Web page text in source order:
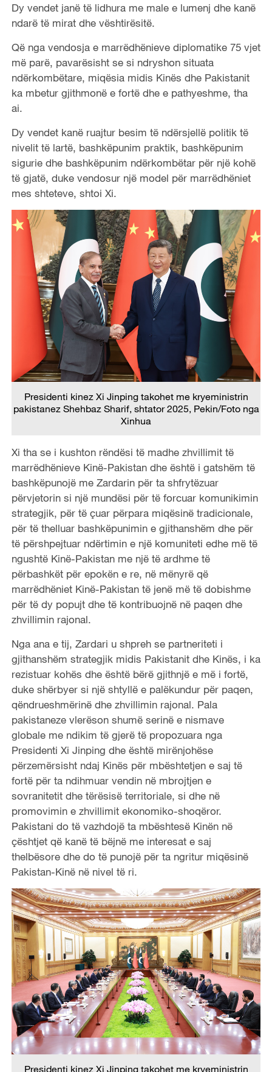
Dy vendet janë të lidhura me male e lumenj dhe kanë
ndarë të mirat dhe vështirësitë.
Që nga vendosja e marrëdhënieve diplomatike 75 vjet
më parë, pavarësisht se si ndryshon situata
ndërkombëtare, miqësia midis Kinës dhe Pakistanit
ka mbetur gjithmonë e fortë dhe e pathyeshme, tha
ai.
Dy vendet kanë ruajtur besim të ndërsjellë politik të
nivelit të lartë, bashkëpunim praktik, bashkëpunim
sigurie dhe bashkëpunim ndërkombëtar për një kohë
të gjatë, duke vendosur një model për marrëdhëniet
mes shteteve, shtoi Xi.
Presidenti kinez Xi Jinping takohet me kryeministrin
pakistanez Shehbaz Sharif, shtator 2025, Pekin/Foto nga
Xinhua
Xi tha se i kushton rëndësi të madhe zhvillimit të
marrëdhënieve Kinë-Pakistan dhe është i gatshëm të
bashkëpunojë me Zardarin për ta shfrytëzuar
përvjetorin si një mundësi për të forcuar komunikimin
strategjik, për të çuar përpara miqësinë tradicionale,
për të thelluar bashkëpunimin e gjithanshëm dhe për
të përshpejtuar ndërtimin e një komuniteti edhe më të
ngushtë Kinë-Pakistan me një të ardhme të
përbashkët për epokën e re, në mënyrë që
marrëdhëniet Kinë-Pakistan të jenë më të dobishme
për të dy popujt dhe të kontribuojnë në paqen dhe
zhvillimin rajonal.
Nga ana e tij, Zardari u shpreh se partneriteti i
gjithanshëm strategjik midis Pakistanit dhe Kinës, i ka
rezistuar kohës dhe është bërë gjithnjë e më i fortë,
duke shërbyer si një shtyllë e palëkundur për paqen,
qëndrueshmërinë dhe zhvillimin rajonal. Pala
pakistaneze vlerëson shumë serinë e nismave
globale me ndikim të gjerë të propozuara nga
Presidenti Xi Jinping dhe është mirënjohëse
përzemërsisht ndaj Kinës për mbështetjen e saj të
fortë për ta ndihmuar vendin në mbrojtjen e
sovranitetit dhe tërësisë territoriale, si dhe në
promovimin e zhvillimit ekonomiko-shoqëror.
Pakistani do të vazhdojë ta mbështesë Kinën në
çështjet që kanë të bëjnë me interesat e saj
thelbësore dhe do të punojë për ta ngritur miqësinë
Pakistan-Kinë në nivel të ri.
Presidenti kinez Xi Jinping takohet me kryeministrin